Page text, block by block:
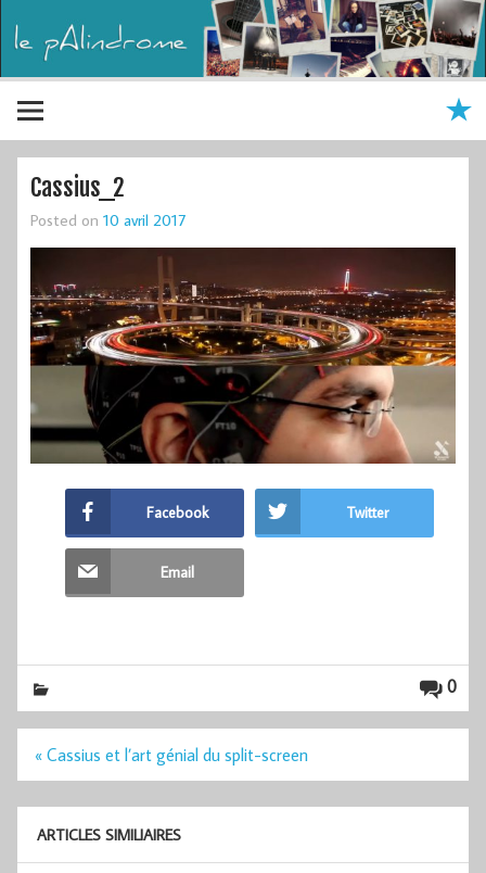
Cassius_2
Posted on 10 avril 2017
Facebook Twitter
Email
0
Navigation
l’article
« Cassius et l’art génial du split-screen
ARTICLES SIMILIAIRES